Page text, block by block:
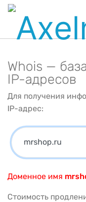
Whois —
IP-адресов
Для получения
IP-адрес:
Доменное имя
Стоимость